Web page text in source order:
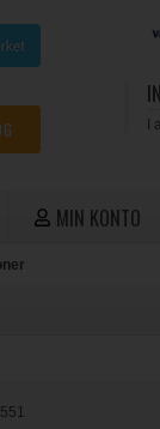
I
MIN KONTO